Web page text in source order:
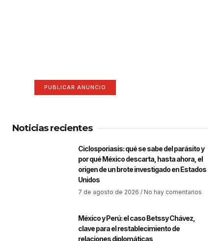
PUBLICAR ANUNCIO
Noticias recientes
Ciclosporiasis: qué se sabe del parásito y
por qué México descarta, hasta ahora, el
origen de un brote investigado en Estados
Unidos
7 de agosto de 2026 No hay comentarios
México y Perú: el caso Betssy Chávez,
clave para el restablecimiento de
relaciones diplomáticas